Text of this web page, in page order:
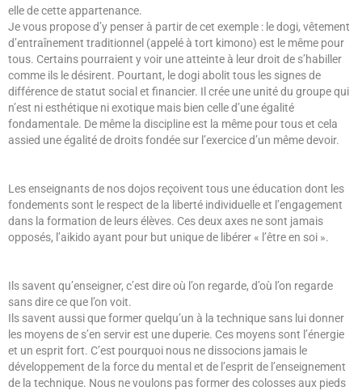
elle de cette appartenance.
Je vous propose d’y penser à partir de cet exemple : le dogi, vêtement
d’entraînement traditionnel (appelé à tort kimono) est le même pour
tous. Certains pourraient y voir une atteinte à leur droit de s’habiller
comme ils le désirent. Pourtant, le dogi abolit tous les signes de
différence de statut social et financier. Il crée une unité du groupe qui
n’est ni esthétique ni exotique mais bien celle d’une égalité
fondamentale. De même la discipline est la même pour tous et cela
assied une égalité de droits fondée sur l’exercice d’un même devoir.
Les enseignants de nos dojos reçoivent tous une éducation dont les
fondements sont le respect de la liberté individuelle et l’engagement
dans la formation de leurs élèves. Ces deux axes ne sont jamais
opposés, l’aikido ayant pour but unique de libérer « l’être en soi ».
Ils savent qu’enseigner, c’est dire où l’on regarde, d’où l’on regarde
sans dire ce que l’on voit.
Ils savent aussi que former quelqu’un à la technique sans lui donner
les moyens de s’en servir est une duperie. Ces moyens sont l’énergie
et un esprit fort. C’est pourquoi nous ne dissocions jamais le
développement de la force du mental et de l’esprit de l’enseignement
de la technique. Nous ne voulons pas former des colosses aux pieds